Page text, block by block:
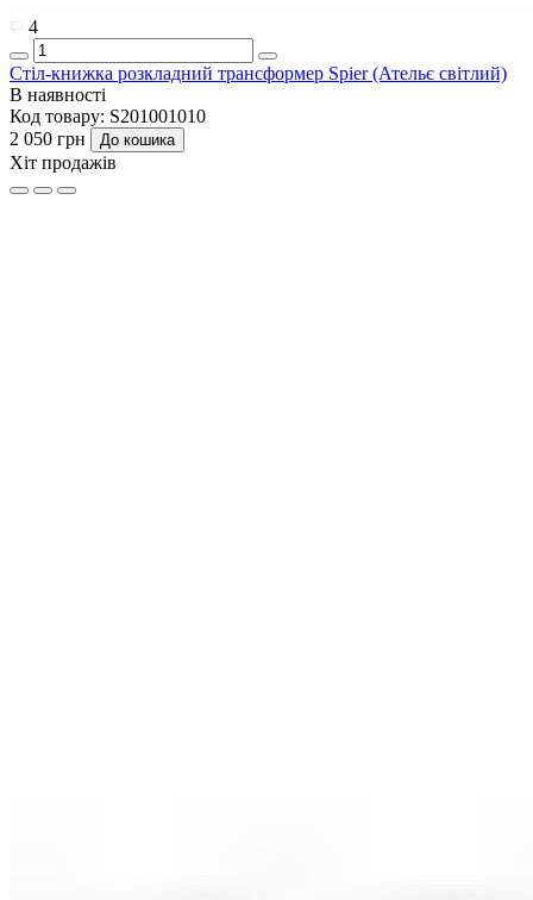
4
Стіл-книжка розкладний трансформер Spier (Ательє світлий)
В наявності
Код товару: S201001010
2 050 грн
До кошика
Хіт продажів